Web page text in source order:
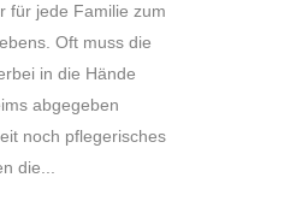
für jede Familie zum
Oft muss die
in die Hände
abgegeben
noch pflegerisches
die...